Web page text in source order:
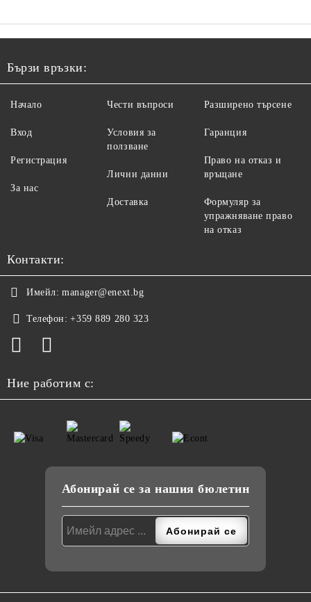
Бързи връзки:
Начало
Вход
Регистрация
За нас
Чести въпроси
Условия за
ползване
Лични данни
Доставка
Разширено търсене
Гаранция
Право на отказ и
връщане
Формуляр за
упражняване право
на отказ
Контакти:
Имейл: manager@enext.bg
Телефон: +359 889 280 323
Ние работим с:
Абонирай се за нашия бюлетин